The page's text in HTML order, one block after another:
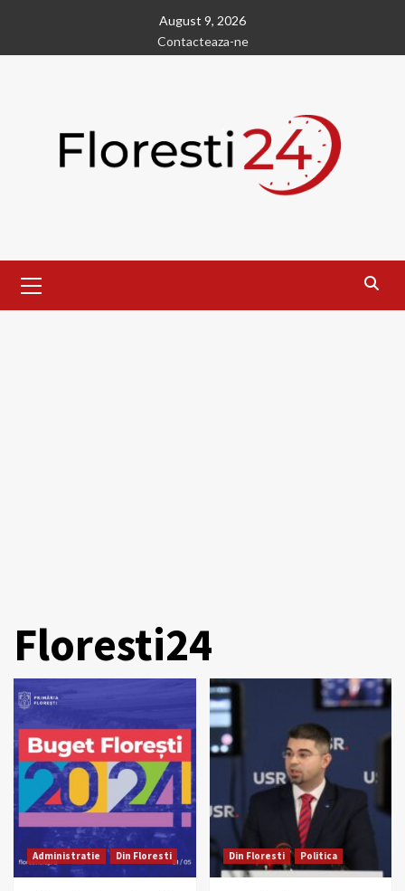
content
August 9, 2026
Contacteaza-ne
Menu
Floresti24
Administratie Din Floresti Din Floresti Politica